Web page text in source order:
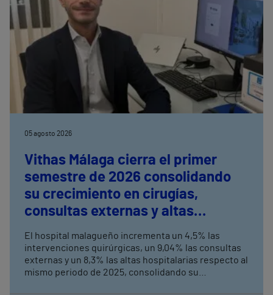
05 agosto 2026
Vithas Málaga cierra el primer
semestre de 2026 consolidando
su crecimiento en cirugías,
consultas externas y altas
hospitalarias
El hospital malagueño incrementa un 4,5% las
intervenciones quirúrgicas, un 9,04% las consultas
externas y un 8,3% las altas hospitalarias respecto al
mismo periodo de 2025, consolidando su